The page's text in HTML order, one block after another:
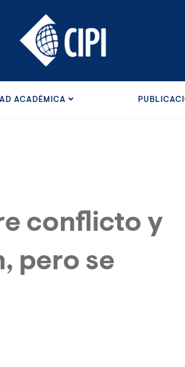
ACADÉMICA
conflicto y
pero se